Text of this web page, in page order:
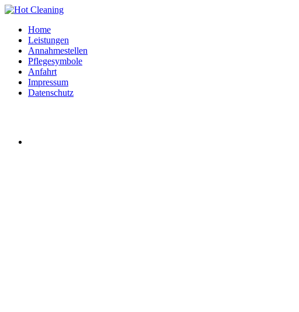
Home
Leistungen
Annahmestellen
Pflegesymbole
Anfahrt
Impressum
Datenschutz